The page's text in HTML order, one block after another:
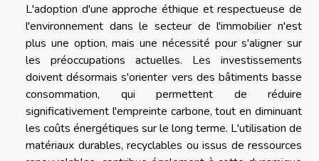
L'adoption d'une approche éthique et respectueuse de
l'environnement dans le secteur de l'immobilier n'est
plus une option, mais une nécessité pour s'aligner sur
les préoccupations actuelles. Les investissements
doivent désormais s'orienter vers des bâtiments basse
consommation, qui permettent de réduire
significativement l'empreinte carbone, tout en diminuant
les coûts énergétiques sur le long terme. L'utilisation de
matériaux durables, recyclables ou issus de ressources